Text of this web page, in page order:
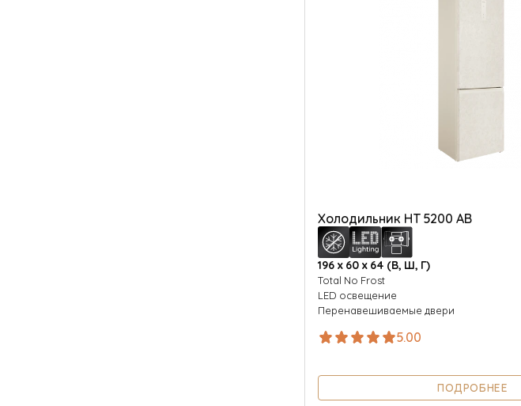
Холодильник HT 5200 AB
196 х 60 х 64 (В, Ш, Г)
Total No Frost
LED освещение
Перенавешиваемые двери
5.00
ПОДРОБНЕЕ